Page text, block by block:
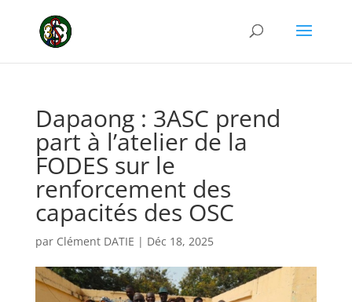
Dapaong : 3ASC prend
part à l’atelier de la
FODES sur le
renforcement des
capacités des OSC
par Clément DATIE | Déc 18, 2025